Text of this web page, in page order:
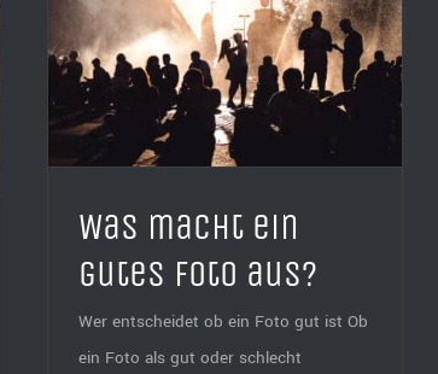
Was macht ein
gutes Foto aus?
Wer entscheidet ob ein Foto gut ist Ob
ein Foto als gut oder schlecht